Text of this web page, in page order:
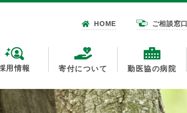
HOME ご相談窓口
用情報 寄付について 勤医協の病院